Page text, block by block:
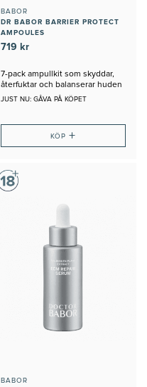
BABOR
DR BABOR BARRIER PROTECT
AMPOULES
719 kr
7-pack ampullkit som skyddar,
återfuktar och balanserar huden
JUST NU: GÅVA PÅ KÖPET
KÖP +
BABOR